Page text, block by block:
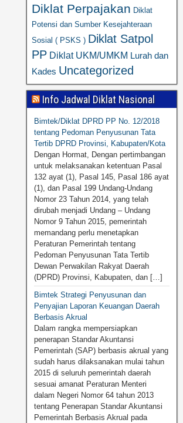
Diklat Perpajakan Diklat
Potensi dan Sumber Kesejahteraan
Sosial ( PSKS ) Diklat Satpol
PP Diklat UKM/UMKM Lurah dan
Kades Uncategorized
Info Jadwal Diklat Nasional
Bimtek/Diklat DPRD PP No. 12/2018
tentang Pedoman Penyusunan Tata
Tertib DPRD Provinsi, Kabupaten/Kota
Dengan Hormat, Dengan pertimbangan
untuk melaksanakan ketentuan Pasal
132 ayat (1), Pasal 145, Pasal 186 ayat
(1), dan Pasal 199 Undang-Undang
Nomor 23 Tahun 2014, yang telah
dirubah menjadi Undang – Undang
Nomor 9 Tahun 2015, pemerintah
memandang perlu menetapkan
Peraturan Pemerintah tentang
Pedoman Penyusunan Tata Tertib
Dewan Perwakilan Rakyat Daerah
(DPRD) Provinsi, Kabupaten, dan […]
Bimtek Strategi Penyusunan dan
Penyajian Laporan Keuangan Daerah
Berbasis Akrual
Dalam rangka mempersiapkan
penerapan Standar Akuntansi
Pemerintah (SAP) berbasis akrual yang
sudah harus dilaksanakan mulai tahun
2015 di seluruh pemerintah daerah
sesuai amanat Peraturan Menteri
dalam Negeri Nomor 64 tahun 2013
tentang Penerapan Standar Akuntansi
Pemerintah Berbasis Akrual pada